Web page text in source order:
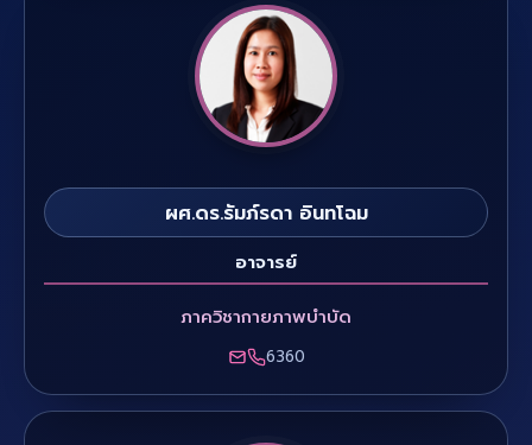
ผศ.ดร.รัมภ์รดา อินทโฉม
อาจารย์
ภาควิชากายภาพบำบัด
6360